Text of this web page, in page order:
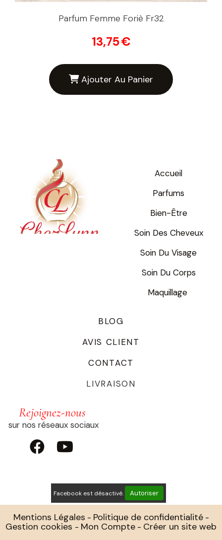
Parfum Femme Foriè Fr32
Ajouter Au Panier
Rejoignez-nous
sur nos réseaux sociaux
 
Accueil
Parfums
Bien-Être
Soin Des Cheveux
Soin Du Visage
Soin Du Corps
Maquillage
BLOG
AVIS CLIENT
CONTACT
LIVRAISON
Facebook est désactivé. Autoriser
Mentions Légales Politique de confidentialité
Gestion cookies Mon Compte Créer un site web